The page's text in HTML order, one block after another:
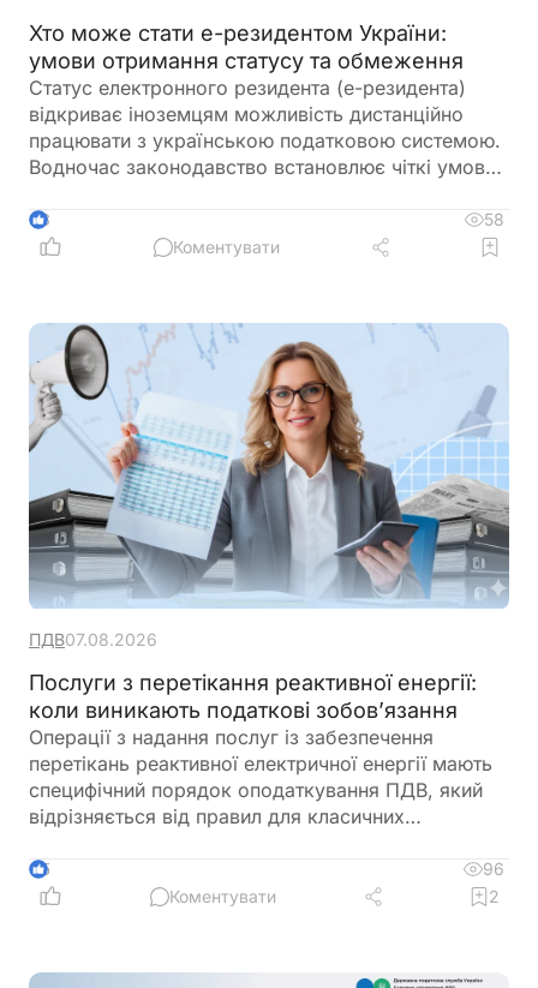
Хто може стати е-резидентом України:
умови отримання статусу та обмеження
Статус електронного резидента (е-резидента)
відкриває іноземцям можливість дистанційно
працювати з українською податковою системою.
Водночас законодавство встановлює чіткі умови
які не можуть скористатися цією можливістю
3
58
Коментувати
ПДВ07.08.2026
Послуги з перетікання реактивної енергії:
коли виникають податкові зобов’язання
Операції з надання послуг із забезпечення
перетікань реактивної електричної енергії мають
специфічний порядок оподаткування ПДВ, який
відрізняється від правил для класичних
ринку електроенергії, такі операції не підпадають
під касовий метод обліку ПДВ і оподатковуються
податкової накладної та реєстрації її в ЄРПН
5
96
Коментувати
2